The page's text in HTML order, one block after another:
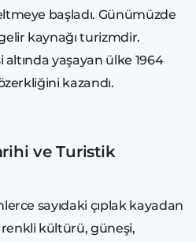
başladı. Günümüzde
kaynağı turizmdir.
altında yaşayan ülke 1964
kazandı.
ve Turistik
sayıdaki çıplak kayadan
kültürü, güneşi,